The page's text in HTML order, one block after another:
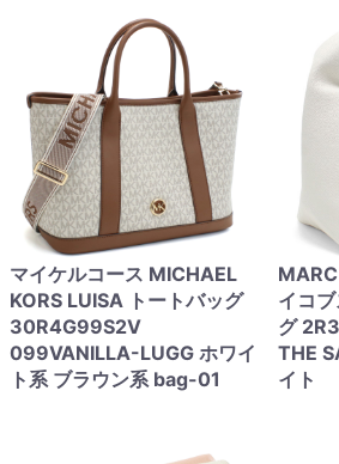
マイケルコース MICHAEL
KORS LUISA トートバッグ
30R4G99S2V
099VANILLA-LUGG ホワイ
ト系 ブラウン系 bag-01
イコ
グ
THE
イト